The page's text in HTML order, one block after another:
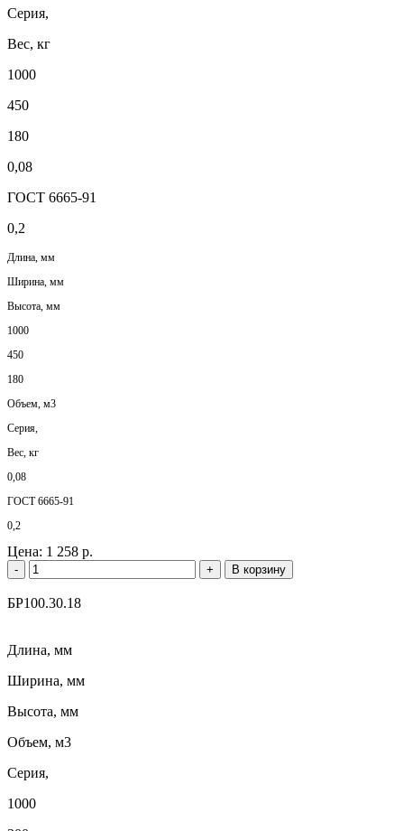
Серия,
Вес, кг
1000
450
180
0,08
ГОСТ 6665-91
0,2
Длина, мм
Ширина, мм
Высота, мм
1000
450
180
Объем, м3
Серия,
Вес, кг
0,08
ГОСТ 6665-91
0,2
Цена: 1 258 р.
- + В корзину
БР100.30.18
Длина, мм
Ширина, мм
Высота, мм
Объем, м3
Серия,
1000